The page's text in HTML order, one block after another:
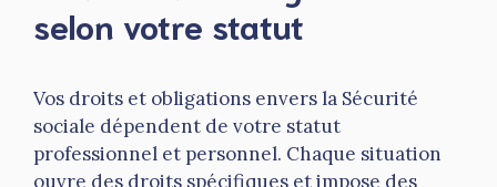
selon votre statut
Vos droits et obligations envers la Sécurité
sociale dépendent de votre statut
professionnel et personnel. Chaque situation
ouvre des droits spécifiques et impose des